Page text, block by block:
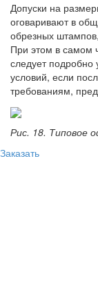
Допуски на
оговаривают в
обрезных
При этом в самом
следует подробно
условий, если
требованиям,
Рис. 18. Типовое
Заказать